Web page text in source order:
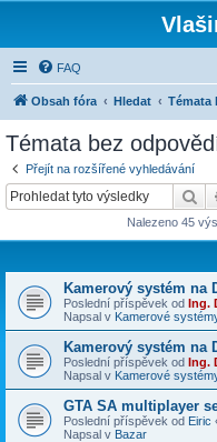
FAQ
Obsah fóra Hledat Témata
Témata bez
Přejít na rozšířené vyhledávání
Nalezeno 45
Kamerový systém na
Poslední příspěvek od Ing.
Napsal v Kamerové
Kamerový systém na
Poslední příspěvek od Ing.
Napsal v Kamerové
GTA SA multiplayer
Poslední příspěvek od Eiric
Napsal v Bazar